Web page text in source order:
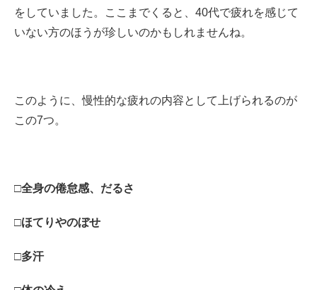
をしていました。ここまでくると、40代で疲れを感じて
いない方のほうが珍しいのかもしれませんね。
このように、慢性的な疲れの内容として上げられるのが
この7つ。
□全身の倦怠感、だるさ
□ほてりやのぼせ
□多汗